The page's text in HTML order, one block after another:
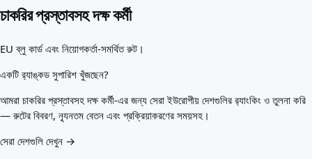
এজেন্সি
পেশাগুলো
যোগ্যতার স্বীকৃতি
আগমন গাইড
টুলস
রুটের কঠিনতা
চাকরির প্রস্তাবসহ দক্ষ কর্মী
EU ব্লু কার্ড এবং নিয়োগকর্তা-সমর্থিত রুট।
একটি র‍্যাঙ্কড সুপারিশ খুঁজছেন?
আমরা চাকরির প্রস্তাবসহ দক্ষ কর্মী-এর জন্য সেরা ইউরোপীয় দেশগুলির র‍্যাংকিং ও তুলনা করি
— রুটের বিবরণ, ন্যূনতম বেতন এবং প্রক্রিয়াকরণের সময়সহ।
সেরা দেশগুলি দেখুন →